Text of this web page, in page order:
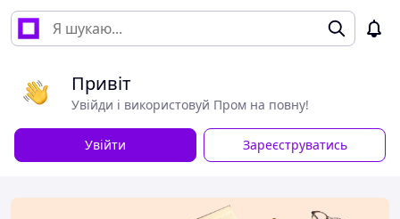
Привіт
Увійди і використовуй Пром на повну!
Увійти Зареєструватись